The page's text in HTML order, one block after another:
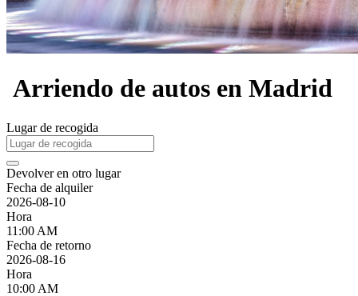
Arriendo de autos en Madrid
Lugar de recogida
Devolver en otro lugar
Fecha de alquiler
2026-08-10
Hora
11:00 AM
Fecha de retorno
2026-08-16
Hora
10:00 AM